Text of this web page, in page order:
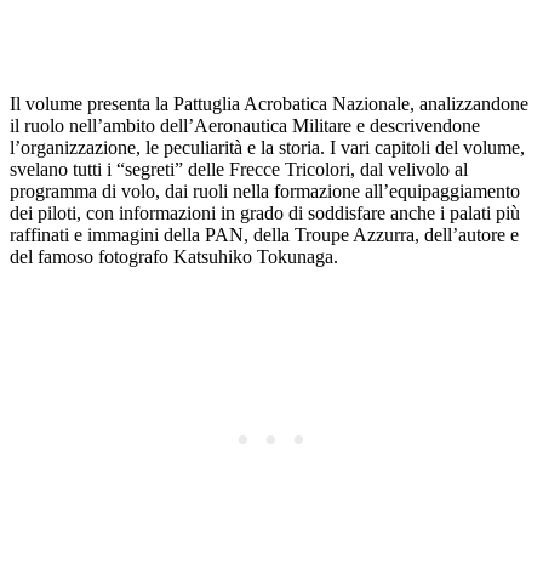
Il volume presenta la Pattuglia Acrobatica Nazionale, analizzandone
il ruolo nell’ambito dell’Aeronautica Militare e descrivendone
l’organizzazione, le peculiarità e la storia. I vari capitoli del volume,
svelano tutti i “segreti” delle Frecce Tricolori, dal velivolo al
programma di volo, dai ruoli nella formazione all’equipaggiamento
dei piloti, con informazioni in grado di soddisfare anche i palati più
raffinati e immagini della PAN, della Troupe Azzurra, dell’autore e
del famoso fotografo Katsuhiko Tokunaga.